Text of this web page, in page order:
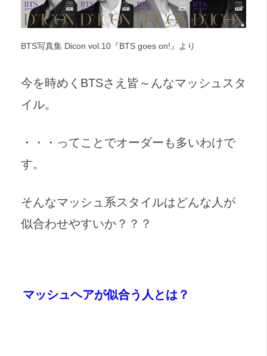
BTS写真集 Dicon vol.10『BTS goes on!』より
今を時めくBTSさえ皆～んなマッシュスタ
イル。
・・・ってことでオーダーも多いわけで
す。
そんなマッシュ系スタイルはどんな人が
似合わせやすいか？？？
マッシュヘアが似合う人とは？